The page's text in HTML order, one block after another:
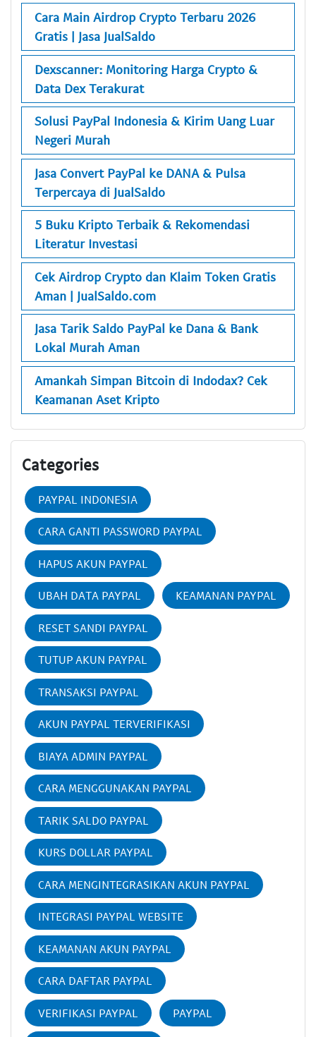
Cara Main Airdrop Crypto Terbaru 2026
Gratis | Jasa JualSaldo
Dexscanner: Monitoring Harga Crypto &
Data Dex Terakurat
Solusi PayPal Indonesia & Kirim Uang Luar
Negeri Murah
Jasa Convert PayPal ke DANA & Pulsa
Terpercaya di JualSaldo
5 Buku Kripto Terbaik & Rekomendasi
Literatur Investasi
Cek Airdrop Crypto dan Klaim Token Gratis
Aman | JualSaldo.com
Jasa Tarik Saldo PayPal ke Dana & Bank
Lokal Murah Aman
Amankah Simpan Bitcoin di Indodax? Cek
Keamanan Aset Kripto
Categories
PAYPAL INDONESIA
CARA GANTI PASSWORD PAYPAL
HAPUS AKUN PAYPAL
UBAH DATA PAYPAL KEAMANAN PAYPAL
RESET SANDI PAYPAL
TUTUP AKUN PAYPAL
TRANSAKSI PAYPAL
AKUN PAYPAL TERVERIFIKASI
BIAYA ADMIN PAYPAL
CARA MENGGUNAKAN PAYPAL
TARIK SALDO PAYPAL
KURS DOLLAR PAYPAL
CARA MENGINTEGRASIKAN AKUN PAYPAL
INTEGRASI PAYPAL WEBSITE
KEAMANAN AKUN PAYPAL
CARA DAFTAR PAYPAL
VERIFIKASI PAYPAL PAYPAL